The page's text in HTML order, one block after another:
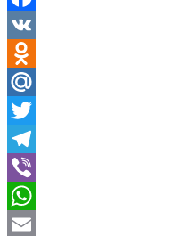
Facebook
VK
Odnoklassniki
Mail.Ru
Twitter
Telegram
Viber
WhatsApp